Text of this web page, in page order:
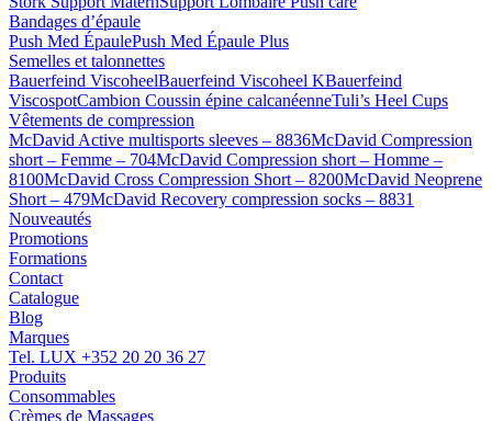
Bandages d’épaule
Push Med ÉpaulePush Med Épaule Plus
Semelles et talonnettes
Bauerfeind ViscoheelBauerfeind Viscoheel KBauerfeind
ViscospotCambion Coussin épine calcanéenneTuli’s Heel Cups
Vêtements de compression
McDavid Active multisports sleeves – 8836McDavid Compression
short – Femme – 704McDavid Compression short – Homme –
8100McDavid Cross Compression Short – 8200McDavid Neoprene
Short – 479McDavid Recovery compression socks – 8831
Nouveautés
Promotions
Formations
Contact
Catalogue
Blog
Marques
Tel. LUX +352 20 20 36 27
Produits
Consommables
Crèmes de Massages